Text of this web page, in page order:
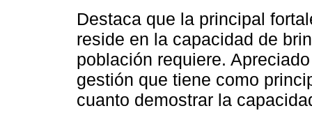
Destaca que la principal
reside en la capacidad de
población requiere.
gestión que tiene como
cuanto demostrar la